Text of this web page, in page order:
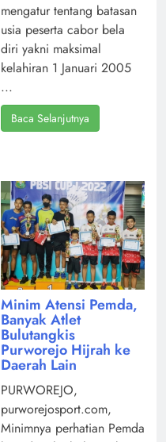
mengatur tentang batasan
usia peserta cabor bela
diri yakni maksimal
kelahiran 1 Januari 2005
...
Baca Selanjutnya
Minim Atensi Pemda,
Banyak Atlet
Bulutangkis
Purworejo Hijrah ke
Daerah Lain
PURWOREJO,
purworejosport.com,
Minimnya perhatian Pemda